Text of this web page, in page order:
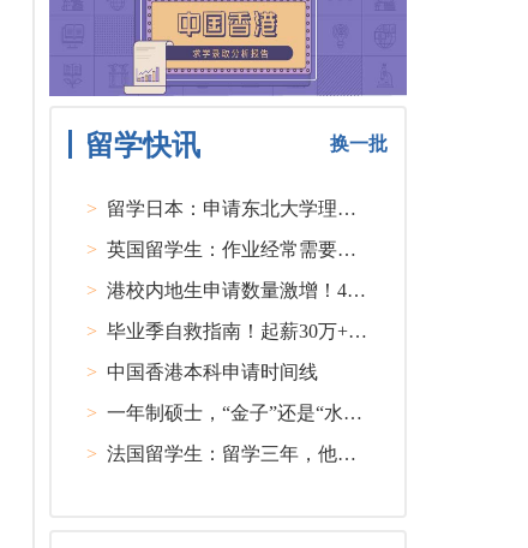
留学快讯 换一批
>
留学日本：申请东北大学理工类硕士课程大多要求先获得教授内诺
>
英国留学生：作业经常需要熬夜完成
>
港校内地生申请数量激增！40人抢1学位？
>
毕业季自救指南！起薪30万+ 不愧是00后都偏爱的留学国家TOP1
> 中国香港本科申请时间线
>
一年制硕士，“金子”还是“水货”？
>
法国留学生：留学三年，他在孤独中找到内心的力量